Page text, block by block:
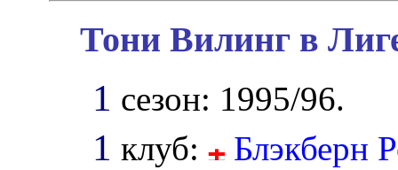
Тони Вилинг в
1 сезон: 1995/96.
1 клуб:
Блэкберн